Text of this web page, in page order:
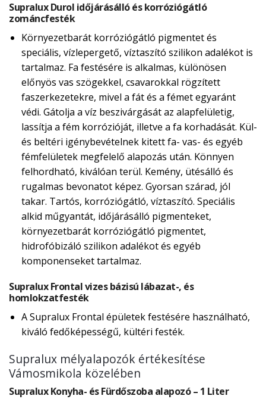
Supralux Durol időjárásálló és korróziógátló
zománcfesték
Környezetbarát korróziógátló pigmentet és
speciális, vízlepergető, víztaszító szilikon adalékot is
tartalmaz. Fa festésére is alkalmas, különösen
előnyös vas szögekkel, csavarokkal rögzített
faszerkezetekre, mivel a fát és a fémet egyaránt
védi. Gátolja a víz beszivárgását az alapfelületig,
lassítja a fém korrózióját, illetve a fa korhadását. Kül-
és beltéri igénybevételnek kitett fa- vas- és egyéb
fémfelületek megfelelő alapozás után. Könnyen
felhordható, kiválóan terül. Kemény, ütésálló és
rugalmas bevonatot képez. Gyorsan szárad, jól
takar. Tartós, korróziógátló, víztaszító. Speciális
alkid műgyantát, időjárásálló pigmenteket,
környezetbarát korróziógátló pigmentet,
hidrofóbizáló szilikon adalékot és egyéb
komponenseket tartalmaz.
Supralux Frontal vizes bázisú lábazat-, és
homlokzatfesték
A Supralux Frontal épületek festésére használható,
kiváló fedőképességű, kültéri festék.
Supralux mélyalapozók értékesítése
Vámosmikola közelében
Supralux Konyha- és Fürdőszoba alapozó – 1 Liter